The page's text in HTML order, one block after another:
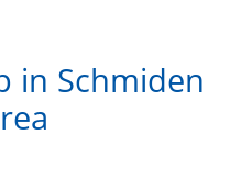
in Schmiden